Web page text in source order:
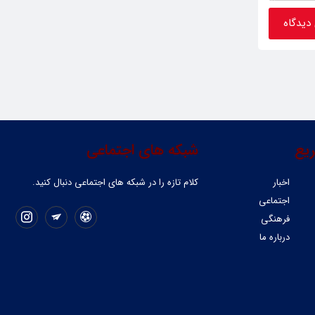
شبکه های اجتماعی
کلام تازه را در شبکه ‌های اجتماعی دنبال کنید.
اخبار
اجتماعی
فرهنگی
درباره ما